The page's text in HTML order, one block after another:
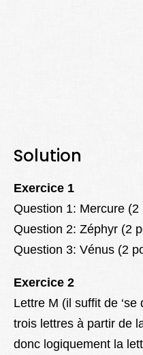
Solution
Exercice 1
Question 1: Mercure (2
Question 2: Zéphyr (2
Question 3: Vénus (2
Exercice 2
Lettre M (il suffit de ‘se
trois lettres à partir de
donc logiquement la